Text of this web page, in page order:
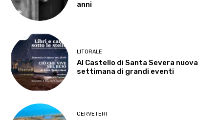
anni
LITORALE
Al Castello di Santa Severa nuova
settimana di grandi eventi
CERVETERI